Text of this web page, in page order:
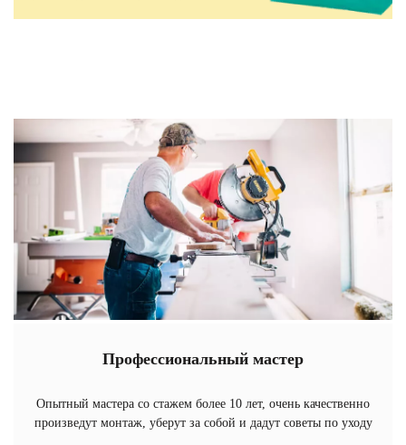
Профессиональный мастер
Опытный мастера со стажем более 10 лет, очень качественно
произведут монтаж, уберут за собой и дадут советы по уходу